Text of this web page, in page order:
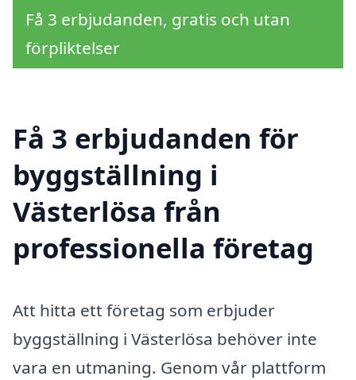
Få 3 erbjudanden, gratis och utan
förpliktelser
Få 3 erbjudanden för
byggställning i
Västerlösa från
professionella företag
Att hitta ett företag som erbjuder
byggställning i Västerlösa behöver inte
vara en utmaning. Genom vår plattform